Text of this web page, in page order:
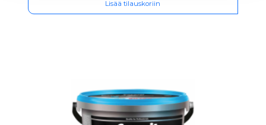
Lisää tilauskoriin